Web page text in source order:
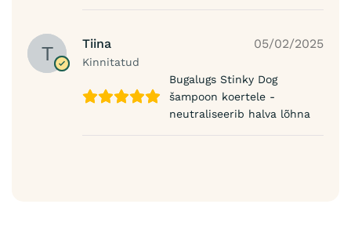
Tiina
Kinnitatud
05/02/2025
Bugalugs Stinky Dog
šampoon koertele -
neutraliseerib halva lõhna